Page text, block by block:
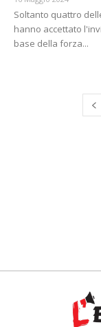
Soltanto quattro
hanno accettato
base della forza...